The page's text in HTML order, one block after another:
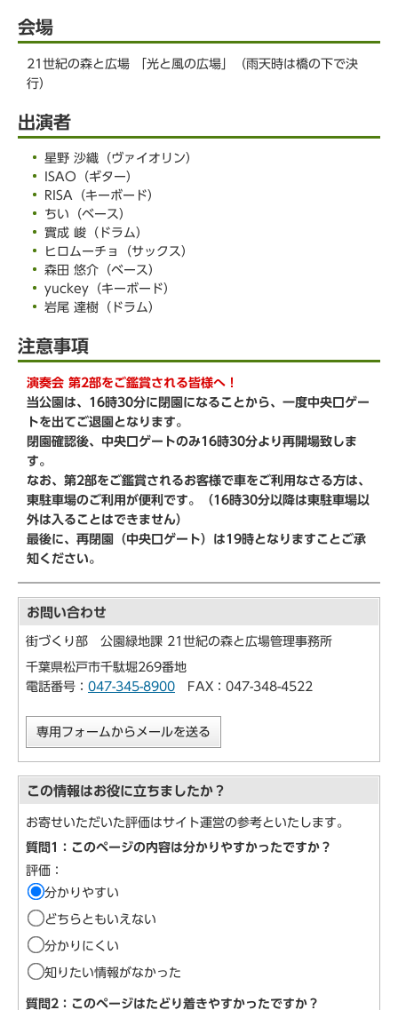
会場
21世紀の森と広場 「光と風の広場」（雨天時は橋の下で決
行）
出演者
星野 沙織（ヴァイオリン）
ISAO（ギター）
RISA（キーボード）
ちい（ベース）
實成 峻（ドラム）
ヒロムーチョ（サックス）
森田 悠介（ベース）
yuckey（キーボード）
岩尾 達樹（ドラム）
注意事項
演奏会 第2部をご鑑賞される皆様へ！
当公園は、16時30分に閉園になることから、一度中央口ゲー
トを出てご退園となります。
閉園確認後、中央口ゲートのみ16時30分より再開場致しま
す。
なお、第2部をご鑑賞されるお客様で車をご利用なさる方は、
東駐車場のご利用が便利です。（16時30分以降は東駐車場以
外は入ることはできません）
最後に、再閉園（中央口ゲート）は19時となりますことご承
知ください。
お問い合わせ
街づくり部 公園緑地課 21世紀の森と広場管理事務所
千葉県松戸市千駄堀269番地
電話番号： 047-345-8900 FAX：047-348-4522
専用フォームからメールを送る
この情報はお役に立ちましたか？
お寄せいただいた評価はサイト運営の参考といたします。
質問1：このページの内容は分かりやすかったですか？
評価：
分かりやすい
どちらともいえない
分かりにくい
知りたい情報がなかった
質問2：このページはたどり着きやすかったですか？